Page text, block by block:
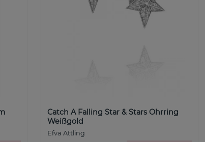
Catch A Falling Star & Stars Ohrring
Weißgold
Efva Attling